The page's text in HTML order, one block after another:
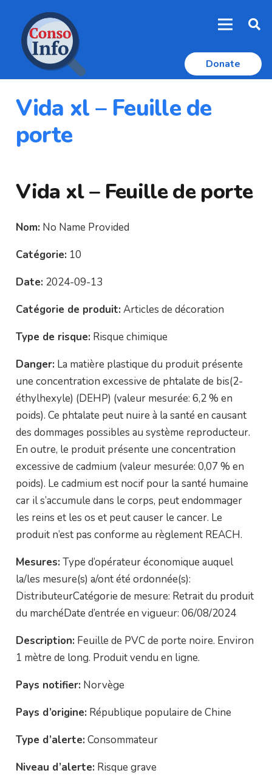
Donate
Vida xl – Feuille de
porte
Vida xl – Feuille de porte
Nom: No Name Provided
Catégorie: 10
Date: 2024-09-13
Catégorie de produit: Articles de décoration
Type de risque: Risque chimique
Danger: La matière plastique du produit présente
une concentration excessive de phtalate de bis(2-
éthylhexyle) (DEHP) (valeur mesurée: 6,2 % en
poids). Ce phtalate peut nuire à la santé en causant
des dommages possibles au système reproducteur.
En outre, le produit présente une concentration
excessive de cadmium (valeur mesurée: 0,07 % en
poids). Le cadmium est nocif pour la santé humaine
car il s’accumule dans le corps, peut endommager
les reins et les os et peut causer le cancer. Le
produit n’est pas conforme au règlement REACH.
Mesures: Type d’opérateur économique auquel
la/les mesure(s) a/ont été ordonnée(s):
DistributeurCatégorie de mesure: Retrait du produit
du marchéDate d’entrée en vigueur: 06/08/2024
Description: Feuille de PVC de porte noire. Environ
1 mètre de long. Produit vendu en ligne.
Pays notifier: Norvège
Pays d’origine: République populaire de Chine
Type d’alerte: Consommateur
Niveau d’alerte: Risque grave